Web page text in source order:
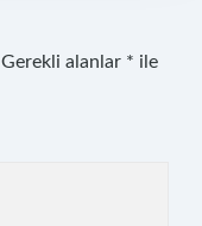
Gerekli alanlar * ile